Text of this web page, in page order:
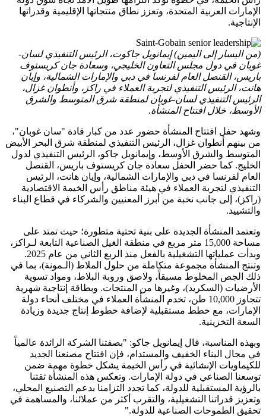
الإمارات العربية المتحدة، وتعزز نطاق منتجاتها الإقليمية وقدراتها
الإنتاجية.
(من اليسار إلى اليمين) إيمانويل جاكوت، الرئيس التنفيذي لسان-
غوبان في دول مجلس التعاون الخليجي، وسعادة جان كريستوف
باريس، القنصل العام لفرنسا في دبي والإمارات الشمالية، وإيان
هانت، الرئيس التنفيذي لتجربة العملاء في راكز، وأنطوان غزال،
الرئيس التنفيذي لسان-غوبان لمنطقة شرق المتوسط والشرق
الأوسط، خلال افتتاح المنشأة.
وشهد حفل افتتاح المنشأة حضور عدد من كبار قادة "سان غوبان"،
من بينهم أنطوان غزال، الرئيس التنفيذي لمنطقة شرق البحر الأبيض
المتوسط والشرق الأوسط، وإيمانويل جاكو، الرئيس التنفيذي لدول
الخليج. كما حضر الحفل سعادة جان كريستوف باريس، القنصل
العام لفرنسا في دبي والإمارات الشمالية، وإيان هانت، الرئيس
التنفيذي لتجربة العملاء في هيئة مناطق رأس الخيمة الاقتصادية
(راكز)، إلى جانب نخبة من أبرز المعنيين والشركاء في قطاع البناء
والتشييد.
وتعتمد المنشأة الجديدة على بنية تحتية متطورة؛ حيث تمتد على
مساحة 15,000 متر مربع في منطقة الغيل الصناعية التابعة لـراكز،
وبدأت عملياتها التشغيلية بالفعل منذ الربع الثاني من عام 2025.
وتنتج المنشأة مجموعة متكاملة من حلول الملاط (الـمونة)، بما في
ذلك الجص المخلوط مسبقاً، ولاصق وروبة البلاط، ومواد تسوية
الأرضيات (السكريد)، وغيرها من المنتجات. وبطاقة إنتاجية شهرية
تتجاوز 10,000 طن، تخدم المنشأة العملاء في مختلف أنحاء دولة
الإمارات، مع خطط مستقبلية لإضافة خطوط إنتاج جديدة وزيادة
السعة التخزينية.
وبهذه المناسبة، قال إيمانويل جاكو: "بصفتنا الشركة الرائدة عالمياً
في مجال البناء الخفيف والمستدام، فإن افتتاح مصنعنا الجديد
للكيماويات الإنشائية في رأس الخيمة يشكل خطوة مهمة ضمن
توسعنا الصناعي في دولة الإمارات. وتعكس هذه المنشأة ثقتنا
بالرؤية المستقبلية للدولة، كما تجدد التزامنا بدعم التصنيع المحلي،
وتعزيز قدراتنا التشغيلية، والتقرب أكثر من عملائنا، والمساهمة في
تحقيق الطموحات الصناعية للدولة."